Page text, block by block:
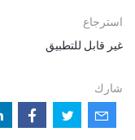
استرجاع
غير قابل للتطبيق
شارك